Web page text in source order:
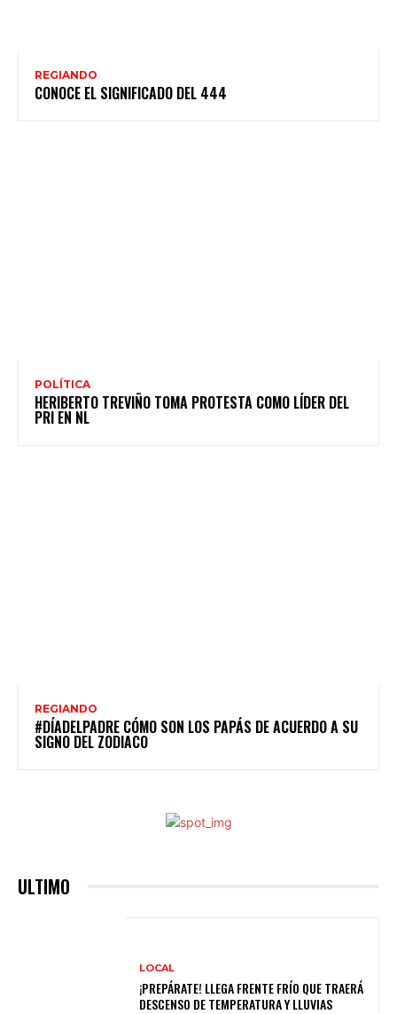
REGIANDO
CONOCE EL SIGNIFICADO DEL 444
POLÍTICA
HERIBERTO TREVIÑO TOMA PROTESTA COMO LÍDER DEL
PRI EN NL
REGIANDO
#DÍADELPADRE CÓMO SON LOS PAPÁS DE ACUERDO A SU
SIGNO DEL ZODIACO
ULTIMO
LOCAL
¡PREPÁRATE! LLEGA FRENTE FRÍO QUE TRAERÁ
DESCENSO DE TEMPERATURA Y LLUVIAS